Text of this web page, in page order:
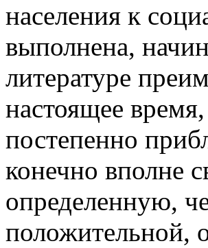
населения к
выполнена,
литературе
настоящее
постепенно
конечно вполне
определенную,
положительной,